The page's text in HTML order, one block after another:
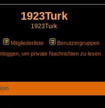
1923Turk
1923Turk
Mitgliederliste Benutzergruppen
um private Nachrichten zu lesen